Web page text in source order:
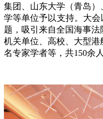
集团、山东大学（青岛
学等单位予以支持。大
题，吸引来自全国海事
机关单位、高校、大型
名专家学者等，共150余人